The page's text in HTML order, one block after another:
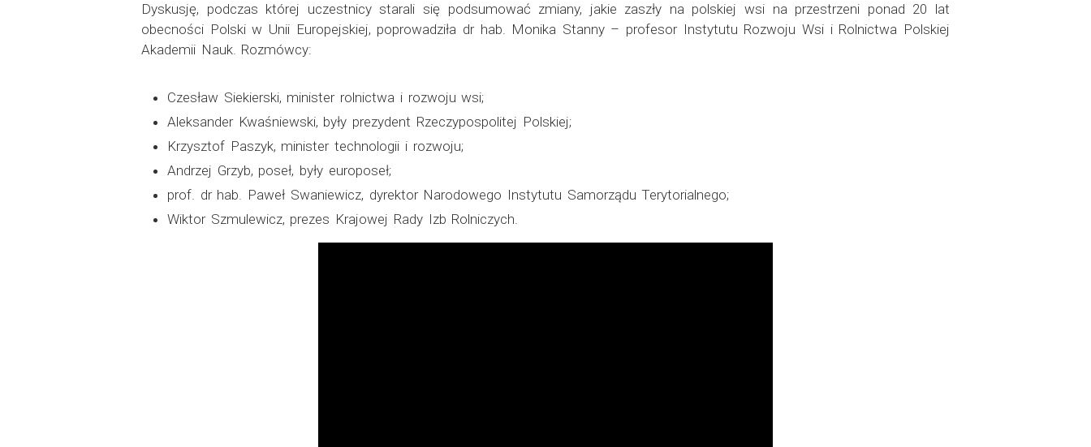
Dyskusję, podczas której uczestnicy starali się podsumować zmiany, jakie zaszły na polskiej wsi na przestrzeni ponad 20 lat
obecności Polski w Unii Europejskiej, poprowadziła dr hab. Monika Stanny – profesor Instytutu Rozwoju Wsi i Rolnictwa Polskiej
Akademii Nauk. Rozmówcy:
Czesław Siekierski, minister rolnictwa i rozwoju wsi;
Aleksander Kwaśniewski, były prezydent Rzeczypospolitej Polskiej;
Krzysztof Paszyk, minister technologii i rozwoju;
Andrzej Grzyb, poseł, były europoseł;
prof. dr hab. Paweł Swaniewicz, dyrektor Narodowego Instytutu Samorządu Terytorialnego;
Wiktor Szmulewicz, prezes Krajowej Rady Izb Rolniczych.